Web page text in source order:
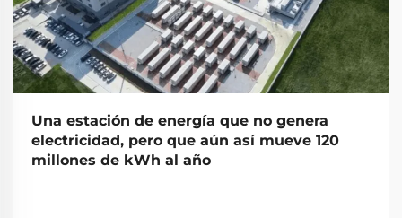
Una estación de energía que no genera
electricidad, pero que aún así mueve 120
millones de kWh al año